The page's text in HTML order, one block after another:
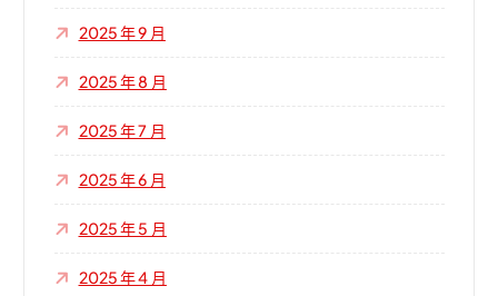
2025 年 9 月
2025 年 8 月
2025 年 7 月
2025 年 6 月
2025 年 5 月
2025 年 4 月